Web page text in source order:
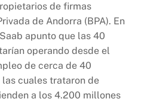
de firmas
de Andorra (BPA). En
apunto que las 40
operando desde el
de cerca de 40
cuales trataron de
a los 4.200 millones